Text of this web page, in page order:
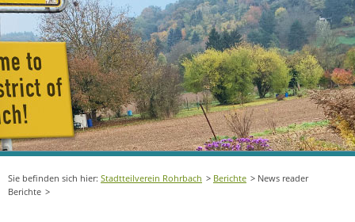
Stadtteilverein Rohrbach Berichte
News reader
Berichte